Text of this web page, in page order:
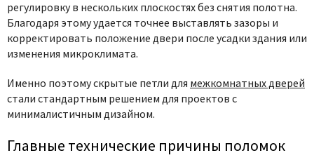
регулировку в нескольких плоскостях без снятия полотна.
Благодаря этому удается точнее выставлять зазоры и
корректировать положение двери после усадки здания или
изменения микроклимата.
Именно поэтому скрытые петли для межкомнатных дверей
стали стандартным решением для проектов с
минималистичным дизайном.
Главные технические причины поломок